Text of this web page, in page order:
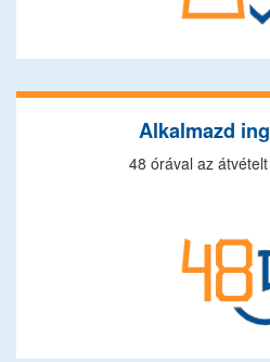
Alkalmazd
48 órával az